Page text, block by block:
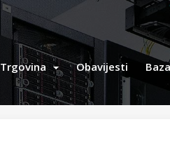
Trgovina Obavijesti